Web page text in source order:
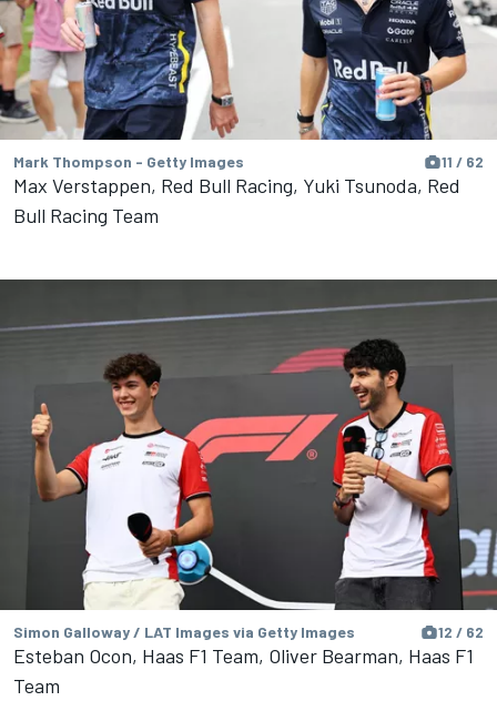
Mark Thompson - Getty Images 11 / 62
Max Verstappen, Red Bull Racing, Yuki Tsunoda, Red
Bull Racing Team
Simon Galloway / LAT Images via Getty Images 12 / 62
Esteban Ocon, Haas F1 Team, Oliver Bearman, Haas F1
Team